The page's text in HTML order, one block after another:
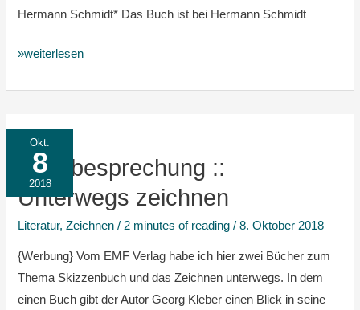
Hermann Schmidt* Das Buch ist bei Hermann Schmidt
»weiterlesen
Okt.
8
2018
Buchbesprechung ::
Unterwegs zeichnen
Literatur,Zeichnen / 2 minutes of reading /8. Oktober 2018
{Werbung} Vom EMF Verlag habe ich hier zwei Bücher zum
Thema Skizzenbuch und das Zeichnen unterwegs. In dem
einen Buch gibt der Autor Georg Kleber einen Blick in seine
Buchbesprechung
Unterwegs
zeichnen